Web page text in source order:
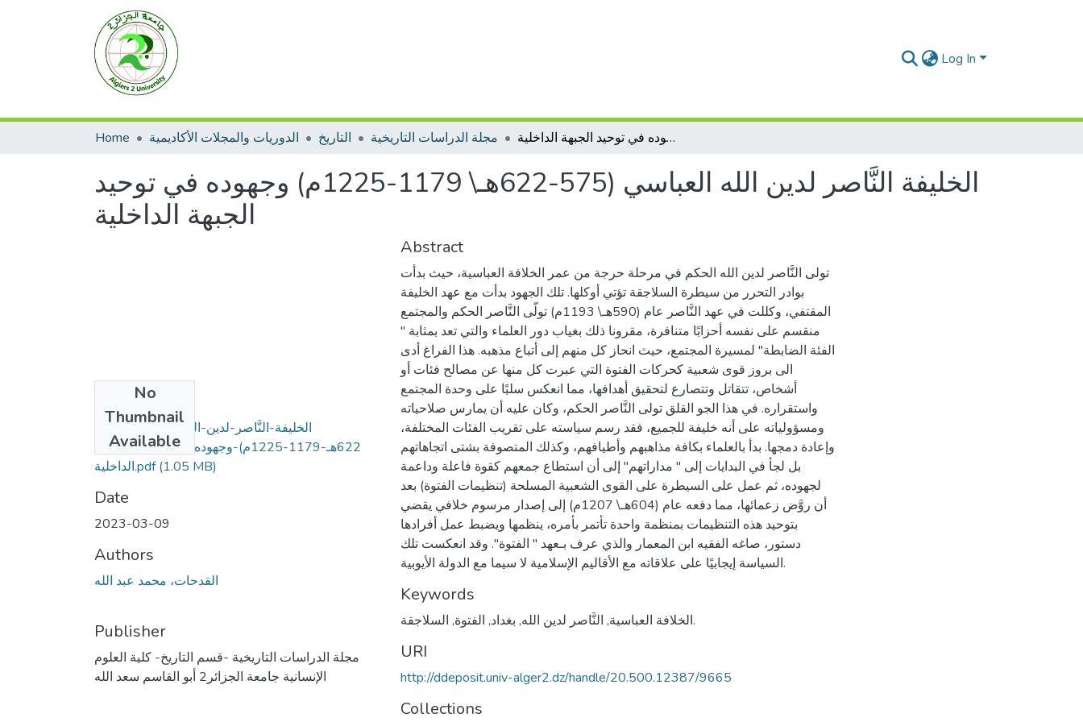
Log In
Home الدوريات والمجلات الأكاديمية التاريخ مجلة الدراسات التاريخية الخليفة النَّاصر لدين الله العباسي (575-622هـ\ 1179-1225م) وجهوده في توحيد الجبهة الداخلية
الخليفة النَّاصر لدين الله العباسي (575-622هـ\ 1179-1225م) وجهوده في توحيد
الجبهة الداخلية
No
Thumbnail
Available
622هـ-1179-1225م)-وجهوده-في-توحيد-الجبهة-
الداخلية.pdf(1.05 MB)
Date
2023-03-09
Authors
القدحات، محمد عبد الله
Publisher
مجلة الدراسات التاريخية -قسم التاريخ- كلية العلوم
الإنسانية جامعة الجزائر2 أبو القاسم سعد الله
Abstract
تولى النَّاصر لدين الله الحكم في مرحلة حرجة من عمر الخلافة العباسية، حيث بدأت
بوادر التحرر من سيطرة السلاجقة تؤتي أوكلها. تلك الجهود بدأت مع عهد الخليفة
المقتفي، وكللت في عهد النَّاصر عام (590هـ\ 1193م) تولّى النَّاصر الحكم والمجتمع
منقسم على نفسه أحزابًا متنافرة، مقرونا ذلك بغياب دور العلماء والتي تعد بمثابة "
الفئة الضابطة" لمسيرة المجتمع، حيث انحاز كل منهم إلى أتباع مذهبه. هذا الفراغ أدى
الى بروز قوى شعبية كحركات الفتوة التي عبرت كل منها عن مصالح فئات أو
أشخاص، تتقاتل وتتصارع لتحقيق أهدافها، مما انعكس سلبًا على وحدة المجتمع
واستقراره. في هذا الجو القلق تولى النَّاصر الحكم، وكان عليه أن يمارس صلاحياته
ومسؤولياته على أنه خليفة للجميع، فقد رسم سياسته على تقريب الفئات المختلفة،
وإعادة دمجها. بدأ بالعلماء بكافة مذاهبهم وأطيافهم، وكذلك المتصوفة بشتى اتجاهاتهم
بل لجأ في البدايات إلى " مداراتهم" إلى أن استطاع جمعهم كقوة فاعلة وداعمة
لجهوده، ثم عمل على السيطرة على القوى الشعبية المسلحة (تنظيمات الفتوة) بعد
أن روَّض زعمائها، مما دفعه عام (604هـ\ 1207م) إلى إصدار مرسوم خلافي يقضي
بتوحيد هذه التنظيمات بمنظمة واحدة تأتمر بأمره، ينظمها ويضبط عمل أفرادها
دستور، صاغه الفقيه ابن المعمار والذي عرف بـعهد " الفتوة". وقد انعكست تلك
السياسة إيجابيًا على علاقاته مع الأقاليم الإسلامية لا سيما مع الدولة الأيوبية.
Keywords
الخلافة العباسية, النَّاصر لدين الله, بغداد, الفتوة, السلاجقة.
URI
http://ddeposit.univ-alger2.dz/handle/20.500.12387/9665
Collections